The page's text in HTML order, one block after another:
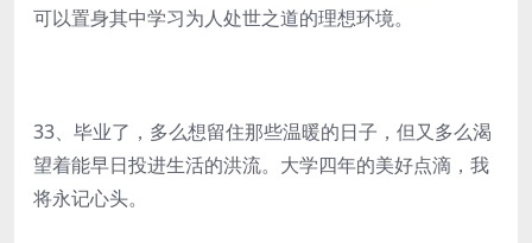
可以置身其中学习为人处世之道的理想环境。
33、毕业了，多么想留住那些温暖的日子，但又多么渴
望着能早日投进生活的洪流。大学四年的美好点滴，我
将永记心头。